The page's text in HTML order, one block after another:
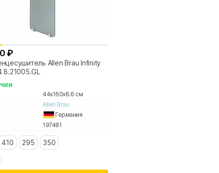
₽
Allen Brau Infinity
8.21005.GL
44x160x6.6 см
Allen Brau
Германия
197481
410 295 350